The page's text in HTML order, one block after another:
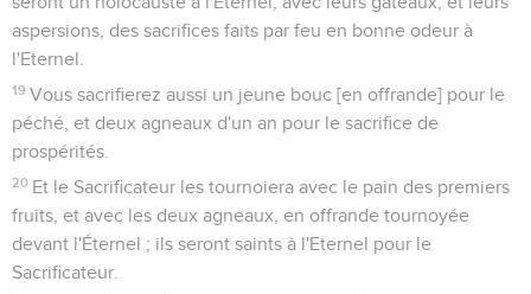
aspersions, des sacrifices faits par feu en bonne odeur à
l'Eternel.
19 Vous sacrifierez aussi un jeune bouc [en offrande] pour le
péché, et deux agneaux d'un an pour le sacrifice de
prospérités.
20 Et le Sacrificateur les tournoiera avec le pain des premiers
fruits, et avec les deux agneaux, en offrande tournoyée
devant l'Éternel ; ils seront saints à l'Eternel pour le
Sacrificateur.